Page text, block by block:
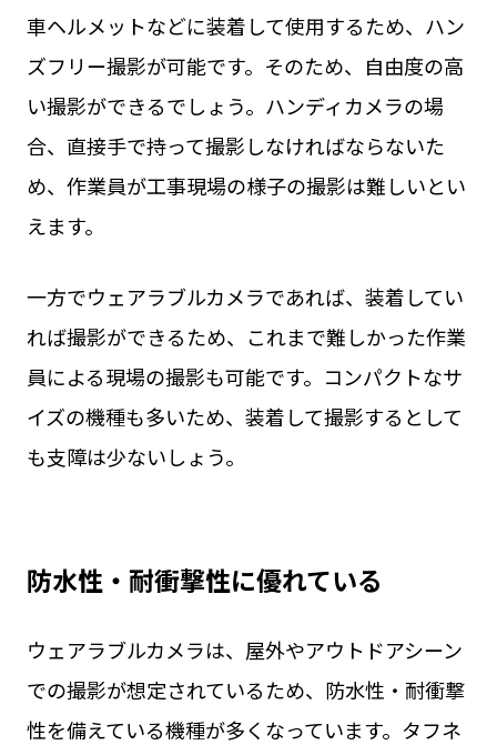
車ヘルメットなどに装着して使用するため、ハン
ズフリー撮影が可能です。そのため、自由度の高
い撮影ができるでしょう。ハンディカメラの場
合、直接手で持って撮影しなければならないた
め、作業員が工事現場の様子の撮影は難しいとい
えます。
一方でウェアラブルカメラであれば、装着してい
れば撮影ができるため、これまで難しかった作業
員による現場の撮影も可能です。コンパクトなサ
イズの機種も多いため、装着して撮影するとして
も支障は少ないしょう。
防水性・耐衝撃性に優れている
ウェアラブルカメラは、屋外やアウトドアシーン
での撮影が想定されているため、防水性・耐衝撃
性を備えている機種が多くなっています。タフネ